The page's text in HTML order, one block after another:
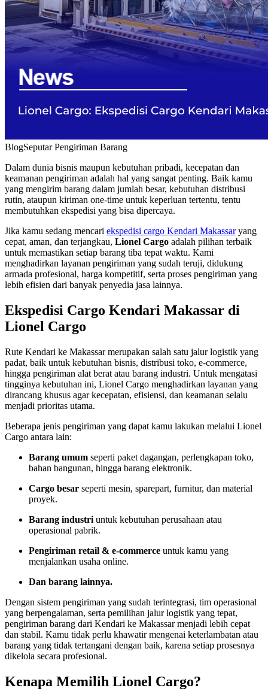
BlogSeputar Pengiriman Barang
Dalam dunia bisnis maupun kebutuhan pribadi, kecepatan dan
keamanan pengiriman adalah hal yang sangat penting. Baik kamu
yang mengirim barang dalam jumlah besar, kebutuhan distribusi
rutin, ataupun kiriman one-time untuk keperluan tertentu, tentu
membutuhkan ekspedisi yang bisa dipercaya.
Jika kamu sedang mencari ekspedisi cargo Kendari Makassaryang
cepat, aman, dan terjangkau, Lionel Cargo adalah pilihan terbaik
untuk memastikan setiap barang tiba tepat waktu. Kami
menghadirkan layanan pengiriman yang sudah teruji, didukung
armada profesional, harga kompetitif, serta proses pengiriman yang
lebih efisien dari banyak penyedia jasa lainnya.
Ekspedisi Cargo Kendari Makassar di
Lionel Cargo
Rute Kendari ke Makassar merupakan salah satu jalur logistik yang
padat, baik untuk kebutuhan bisnis, distribusi toko, e-commerce,
hingga pengiriman alat berat atau barang industri. Untuk mengatasi
tingginya kebutuhan ini, Lionel Cargo menghadirkan layanan yang
dirancang khusus agar kecepatan, efisiensi, dan keamanan selalu
menjadi prioritas utama.
Beberapa jenis pengiriman yang dapat kamu lakukan melalui Lionel
Cargo antara lain:
Barang umum seperti paket dagangan, perlengkapan toko,
bahan bangunan, hingga barang elektronik.
Cargo besar seperti mesin, sparepart, furnitur, dan material
proyek.
Barang industri untuk kebutuhan perusahaan atau
operasional pabrik.
Pengiriman retail & e-commerce untuk kamu yang
menjalankan usaha online.
Dan barang lainnya.
Dengan sistem pengiriman yang sudah terintegrasi, tim operasional
yang berpengalaman, serta pemilihan jalur logistik yang tepat,
pengiriman barang dari Kendari ke Makassar menjadi lebih cepat
dan stabil. Kamu tidak perlu khawatir mengenai keterlambatan atau
barang yang tidak tertangani dengan baik, karena setiap prosesnya
dikelola secara profesional.
Kenapa Memilih Lionel Cargo?